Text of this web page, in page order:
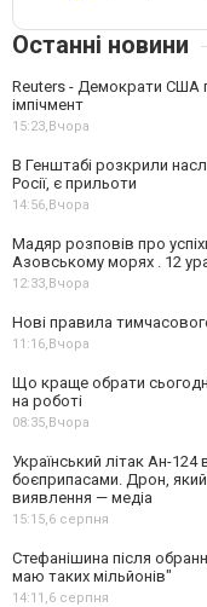
Останні новини
Reuters - Демократи США
імпічмент
15:23, Вчора
В Генштабі розкрили
Росії, є прильоти
14:56, Вчора
Мадяр розповів про
Азовському морях . 12
12:33, Вчора
Нові правила
11:16, Вчора
Що краще обрати
на роботі
08:35, Вчора
Український літак Ан-
боєприпасами. Дрон,
виявлення — медіа
15:15, 6 серпня
Стефанішина після
маю таких мільйонів"
14:11, 6 серпня